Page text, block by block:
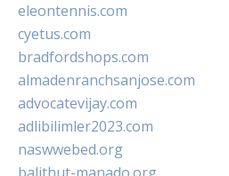
eleontennis.com
cyetus.com
bradfordshops.com
almadenranchsanjose.com
advocatevijay.com
adlibilimler2023.com
naswwebed.org